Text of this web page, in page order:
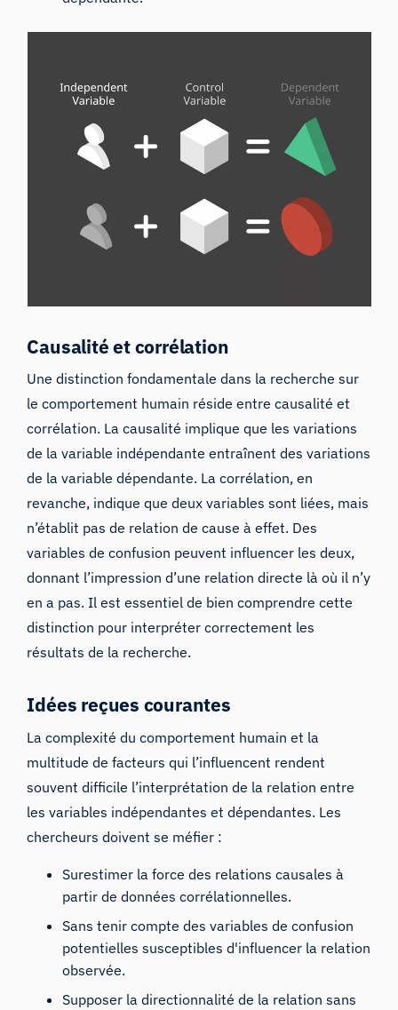
Causalité et corrélation
Une distinction fondamentale dans la recherche sur
le comportement humain réside entre causalité et
corrélation. La causalité implique que les variations
de la variable indépendante entraînent des variations
de la variable dépendante. La corrélation, en
revanche, indique que deux variables sont liées, mais
n’établit pas de relation de cause à effet. Des
variables de confusion peuvent influencer les deux,
donnant l’impression d’une relation directe là où il n’y
en a pas. Il est essentiel de bien comprendre cette
distinction pour interpréter correctement les
résultats de la recherche.
Idées reçues courantes
La complexité du comportement humain et la
multitude de facteurs qui l’influencent rendent
souvent difficile l’interprétation de la relation entre
les variables indépendantes et dépendantes. Les
chercheurs doivent se méfier :
Surestimer la force des relations causales à
partir de données corrélationnelles.
Sans tenir compte des variables de confusion
potentielles susceptibles d'influencer la relation
observée.
Supposer la directionnalité de la relation sans